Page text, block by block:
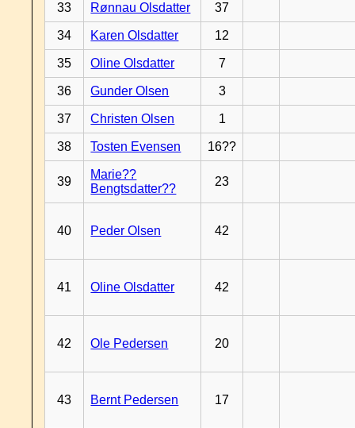
33 Rønnau Olsdatter 37
34 Karen Olsdatter 12
35 Oline Olsdatter 7
36 Gunder Olsen 3
37 Christen Olsen 1
38 Tosten Evensen 16??
39
Marie??
Bengtsdatter??
23
40 Peder Olsen 42
41 Oline Olsdatter 42
42 Ole Pedersen 20
43 Bernt Pedersen 17